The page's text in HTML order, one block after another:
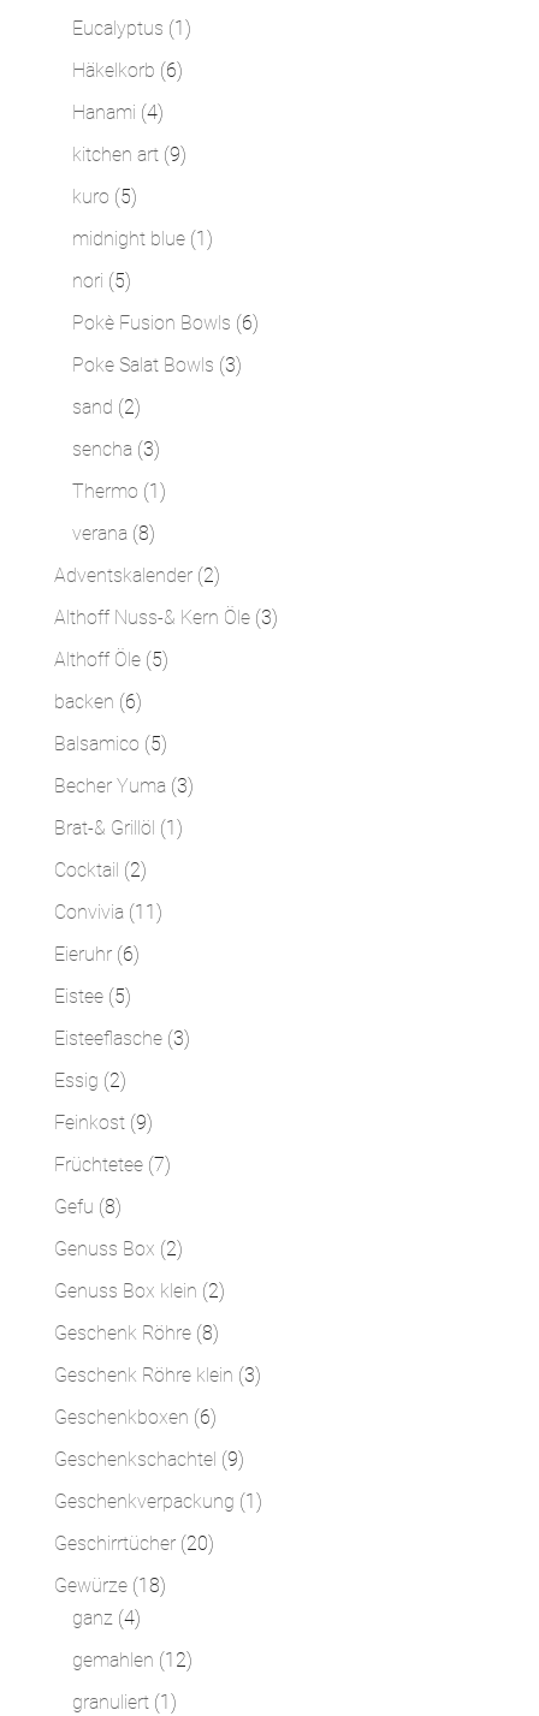
Produkte
Eucalyptus 1 1
Häkelkorb 66
Hanami 44
Produkte
kitchen art 99
kuro 55
Produkte
midnight blue 1 1
nori 55
Produkte
Pokè Fusion Bowls 66
Poke Salat Bowls 33
sand 22
Produkte
sencha 33
Produkte
Thermo 1 1
verana 88
Produkte
Adventskalender 22
Produkte
Althoff Nuss-& Kern Öle 33
Althoff Öle 55
backen 66
Produkte
Balsamico 55
Produkte
Becher Yuma 33
Brat-& Grillöl 1 1
Cocktail 22
Produkte
Convivia 11 11
Eieruhr 66
Eistee 55
Produkte
Eisteeflasche 33
Essig 22
Produkte
Feinkost 99
Produkte
Früchtetee 77
Gefu 88
Produkte
Genuss Box 22
Produkte
Genuss Box klein 22
Geschenk Röhre 88
Produkte
Geschenk Röhre klein 33
Geschenkboxen 66
Produkte
Geschenkschachtel 99
Produkte
Geschenkverpackung 1 1
Geschirrtücher 2020
Gewürze 1818
ganz 44
Produkte
gemahlen 1212
granuliert 1 1